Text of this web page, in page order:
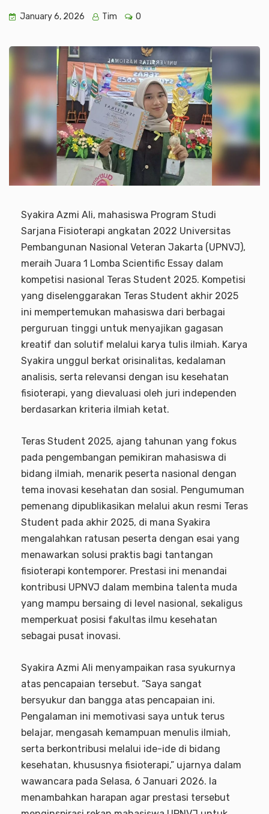
January 6, 2026 Tim 0
Syakira Azmi Ali, mahasiswa Program Studi
Sarjana Fisioterapi angkatan 2022 Universitas
Pembangunan Nasional Veteran Jakarta (UPNVJ),
meraih Juara 1 Lomba Scientific Essay dalam
kompetisi nasional Teras Student 2025. Kompetisi
yang diselenggarakan Teras Student akhir 2025
ini mempertemukan mahasiswa dari berbagai
perguruan tinggi untuk menyajikan gagasan
kreatif dan solutif melalui karya tulis ilmiah. Karya
Syakira unggul berkat orisinalitas, kedalaman
analisis, serta relevansi dengan isu kesehatan
fisioterapi, yang dievaluasi oleh juri independen
berdasarkan kriteria ilmiah ketat.
Teras Student 2025, ajang tahunan yang fokus
pada pengembangan pemikiran mahasiswa di
bidang ilmiah, menarik peserta nasional dengan
tema inovasi kesehatan dan sosial. Pengumuman
pemenang dipublikasikan melalui akun resmi Teras
Student pada akhir 2025, di mana Syakira
mengalahkan ratusan peserta dengan esai yang
menawarkan solusi praktis bagi tantangan
fisioterapi kontemporer. Prestasi ini menandai
kontribusi UPNVJ dalam membina talenta muda
yang mampu bersaing di level nasional, sekaligus
memperkuat posisi fakultas ilmu kesehatan
sebagai pusat inovasi.
Syakira Azmi Ali menyampaikan rasa syukurnya
atas pencapaian tersebut. “Saya sangat
bersyukur dan bangga atas pencapaian ini.
Pengalaman ini memotivasi saya untuk terus
belajar, mengasah kemampuan menulis ilmiah,
serta berkontribusi melalui ide-ide di bidang
kesehatan, khususnya fisioterapi,” ujarnya dalam
wawancara pada Selasa, 6 Januari 2026. Ia
menambahkan harapan agar prestasi tersebut